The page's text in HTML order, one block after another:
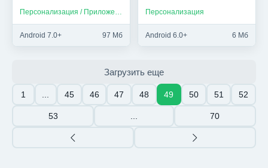
Персонализация / Приложения на русском
Android 7.0+ 97 Мб
Персонализация
Android 6.0+ 6 Мб
Загрузить еще
1 45 46 47 48 49 50 51 52
53 70